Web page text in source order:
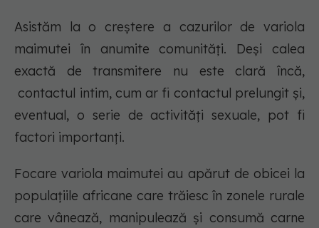
Asistăm la o creștere a cazurilor de variola
maimutei în anumite comunități. Deși calea
exactă de transmitere nu este clară încă,
contactul intim, cum ar fi contactul prelungit și,
eventual, o serie de activități sexuale, pot fi
factori importanți.
Focare variola maimutei au apărut de obicei la
populațiile africane care trăiesc în zonele rurale
care vânează, manipulează și consumă carne